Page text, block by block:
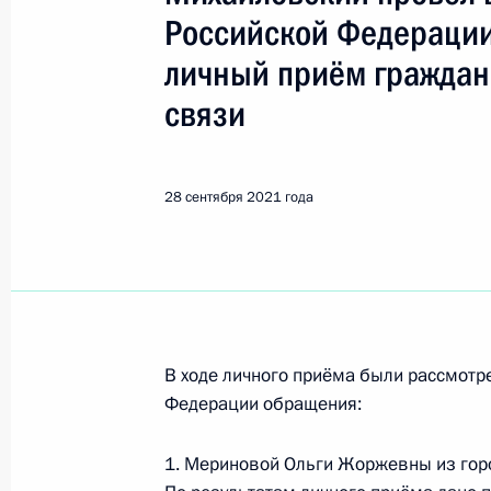
21 марта 2025 года, пятница
21 марта 2025 года по поручению
Москве и Московской области
Исполнено поручение (меры
Президента Российской
Российской
личный приём
связи
28 сентября 2021 года
В ходе личного приёма были
Федерации обращения:
1. Мериновой Ольги Жоржевны из